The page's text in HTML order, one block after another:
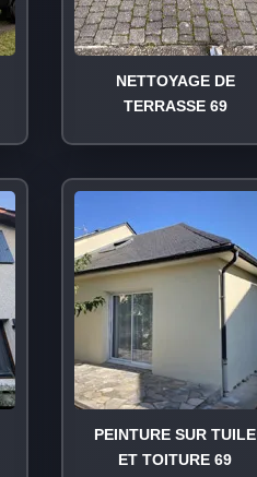
NETTOYAGE DE
TERRASSE 69
PEINTURE SUR TUILE
ET TOITURE 69